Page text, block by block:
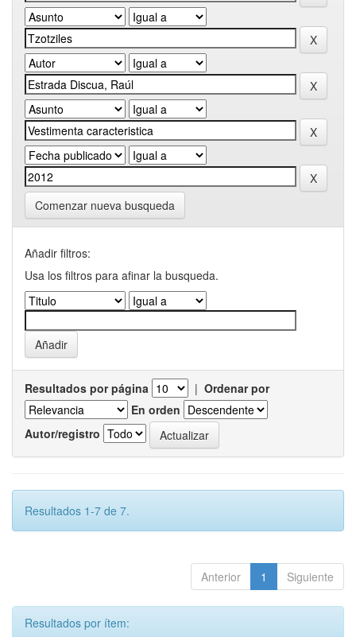
Comenzar nueva busqueda
Añadir filtros:
Usa los filtros para afinar la busqueda.
Resultados por página | Ordenar por
En orden
Autor/registro
Resultados 1-7 de 7.
Anterior 1 Siguiente
Resultados por ítem: